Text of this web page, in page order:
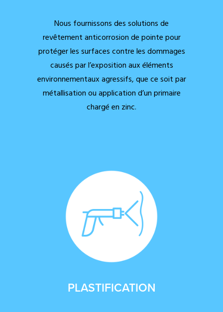
Nous fournissons des solutions de
revêtement anticorrosion de pointe pour
protéger les surfaces contre les dommages
causés par l’exposition aux éléments
environnementaux agressifs, que ce soit par
métallisation ou application d’un primaire
chargé en zinc.
PLASTIFICATION